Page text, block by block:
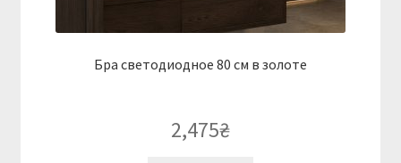
Бра светодиодное 80 см в золоте
2,475₴